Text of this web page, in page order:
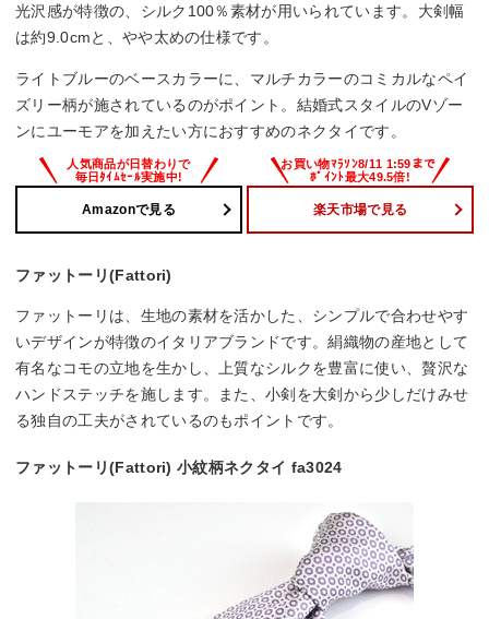
光沢感が特徴の、シルク100％素材が用いられています。大剣幅
は約9.0cmと、やや太めの仕様です。
ライトブルーのベースカラーに、マルチカラーのコミカルなペイ
ズリー柄が施されているのがポイント。結婚式スタイルのVゾー
ンにユーモアを加えたい方におすすめのネクタイです。
Amazonで見る 楽天市場で見る
ファットーリ(Fattori)
ファットーリは、生地の素材を活かした、シンプルで合わせやす
いデザインが特徴のイタリアブランドです。絹織物の産地として
有名なコモの立地を生かし、上質なシルクを豊富に使い、贅沢な
ハンドステッチを施します。また、小剣を大剣から少しだけみせ
る独自の工夫がされているのもポイントです。
ファットーリ(Fattori) 小紋柄ネクタイ fa3024